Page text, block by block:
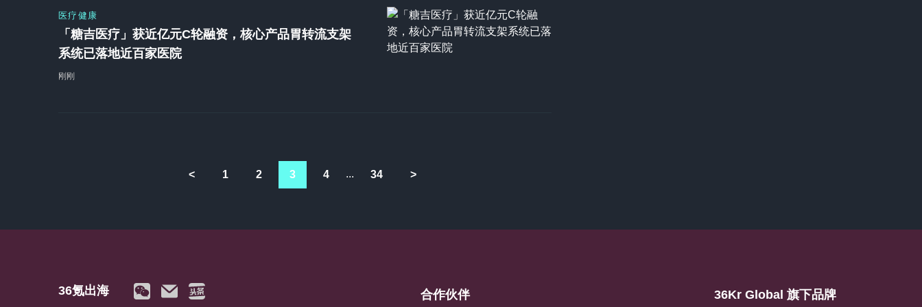
医疗健康
「糖吉医疗」获近亿元C轮融资，核心产品胃转流支架
系统已落地近百家医院
刚刚
< 1 2 3 4 ... 34 >
36氪出海 合作伙伴 36Kr Global 旗下品牌